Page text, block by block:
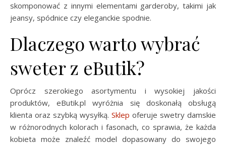
skomponować z innymi elementami garderoby, takimi jak
jeansy, spódnice czy eleganckie spodnie.
Dlaczego warto wybrać
sweter z eButik?
Oprócz szerokiego asortymentu i wysokiej jakości
produktów, eButik.pl wyróżnia się doskonałą obsługą
klienta oraz szybką wysyłką. Sklep oferuje swetry damskie
w różnorodnych kolorach i fasonach, co sprawia, że każda
kobieta może znaleźć model dopasowany do swojego